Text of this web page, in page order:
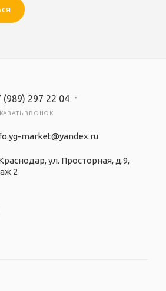
(989) 297 22 04
ЗВОНОК
market@yandex.ru
ул. Просторная, д.9,
2